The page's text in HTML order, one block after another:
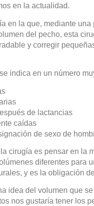
en la actualidad.
en la que, mediante
del pecho, esta
y corregir
indica en un número
de lactancias
caídas
de sexo de
cirugía es pensar en la
diferentes para
y es la obligación
idea del volumen que
nos gustaría tener los